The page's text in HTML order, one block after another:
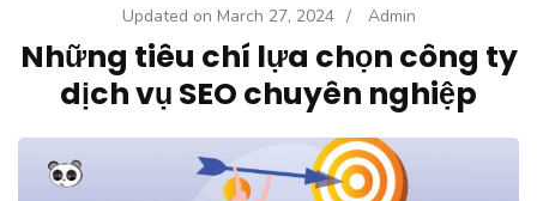
Updated on March 27, 2024 / Admin
Những tiêu chí lựa chọn công ty
dịch vụ SEO chuyên nghiệp